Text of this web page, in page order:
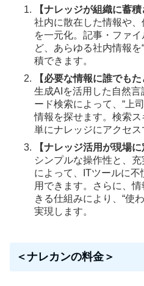
【ナレッジが組織に蓄積
社内に散在した情報や
を一元化。記事・ファ
ど、あらゆる社内情報
積できます。
【必要な情報に誰でもた
生成AIを活用した自然
ード検索によって、“上
情報を探せます。検索
単にナレッジにアクセス
【ナレッジ活用が現場に
シンプルな操作性と、
によって、ITツールに
用できます。さらに、
きる仕組みにより、“使
実現します。
＜ナレカンの料金＞